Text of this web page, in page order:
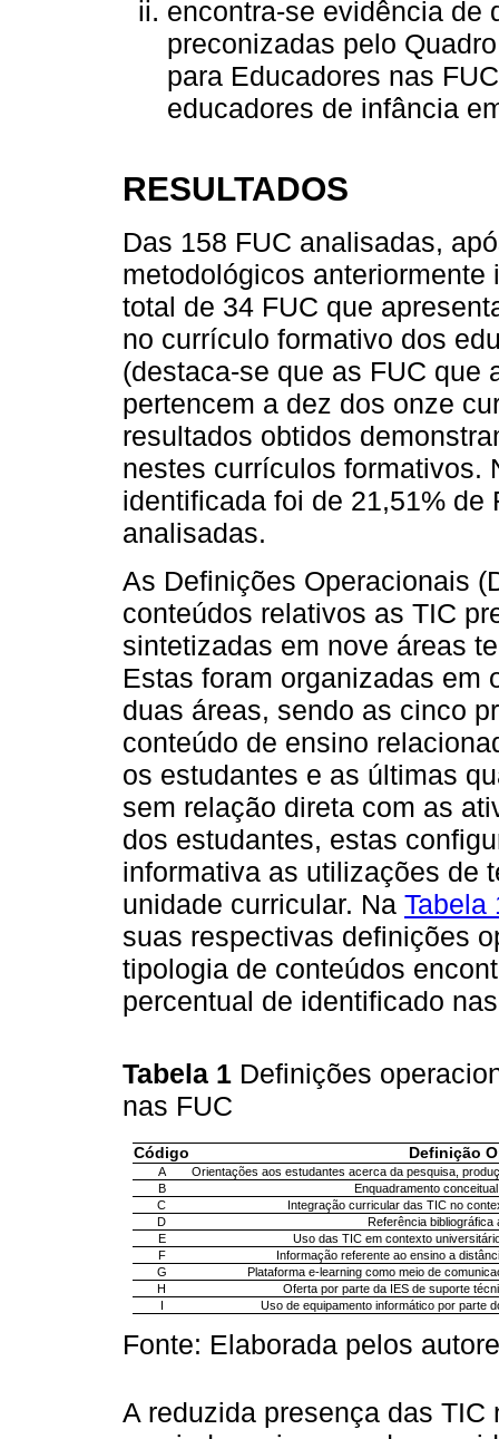
encontra-se evidência de
preconizadas pelo
para Educadores nas
educadores de infância
RESULTADOS
Das 158 FUC analisadas,
metodológicos
total de 34 FUC que
no currículo formativo dos
(destaca-se que as FUC que
pertencem a dez dos onze
resultados obtidos
nestes currículos formativos.
identificada foi de 21,51% de
analisadas.
As Definições Operacionais
conteúdos relativos as TIC
sintetizadas em nove áreas
Estas foram organizadas em
duas áreas, sendo as cinco
conteúdo de ensino
os estudantes e as últimas
sem relação direta com as
dos estudantes, estas
informativa as utilizações de
unidade curricular. Na Tabela
suas respectivas definições
tipologia de conteúdos
percentual de identificado
Tabela 1 Definições
nas FUC
Código Definição
A
Orientações aos estudantes acerca da pesquisa,
B
Enquadramento
C
Integração curricular das TIC no
D
Referência
E
Uso das TIC em contexto
F
Informação referente ao ensino a
G
Plataforma e-learning como meio de
H
Oferta por parte da IES de suporte
I
Uso de equipamento informático por parte
Fonte: Elaborada pelos
A reduzida presença das